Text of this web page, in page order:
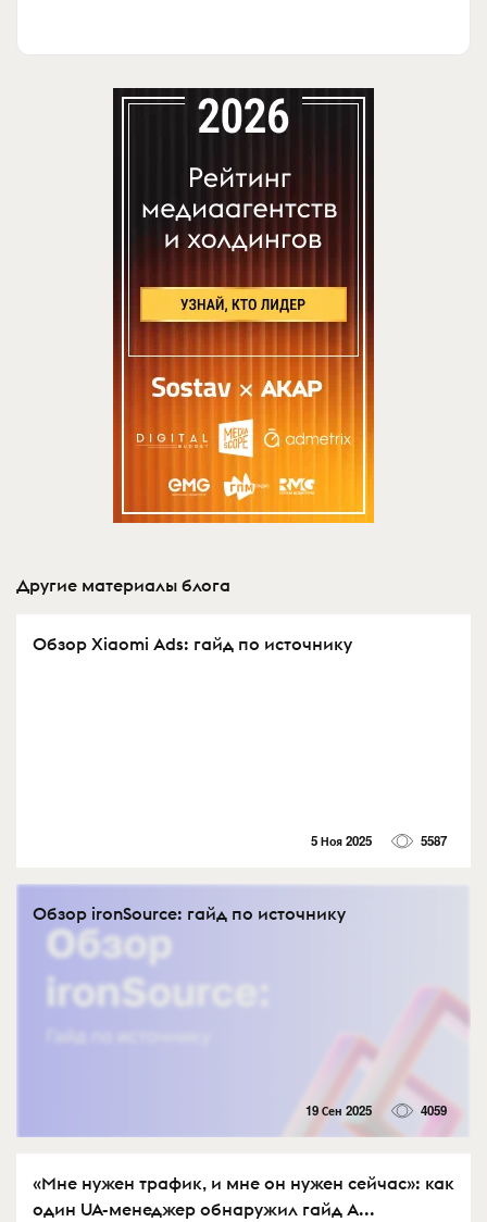
Другие материалы блога
Обзор Xiaomi Ads: гайд по источнику
5 Ноя 2025 5587
Обзор ironSource: гайд по источнику
19 Сен 2025 4059
«Мне нужен трафик, и мне он нужен сейчас»: как
один UA-менеджер обнаружил гайд A...